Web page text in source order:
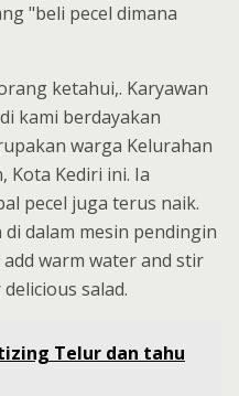
"beli pecel dimana
ketahui,. Karyawan
kami berdayakan
warga Kelurahan
Kota Kediri ini. Ia
pecel juga terus naik.
dalam mesin pendingin
warm water and stir
salad.
Telur dan tahu